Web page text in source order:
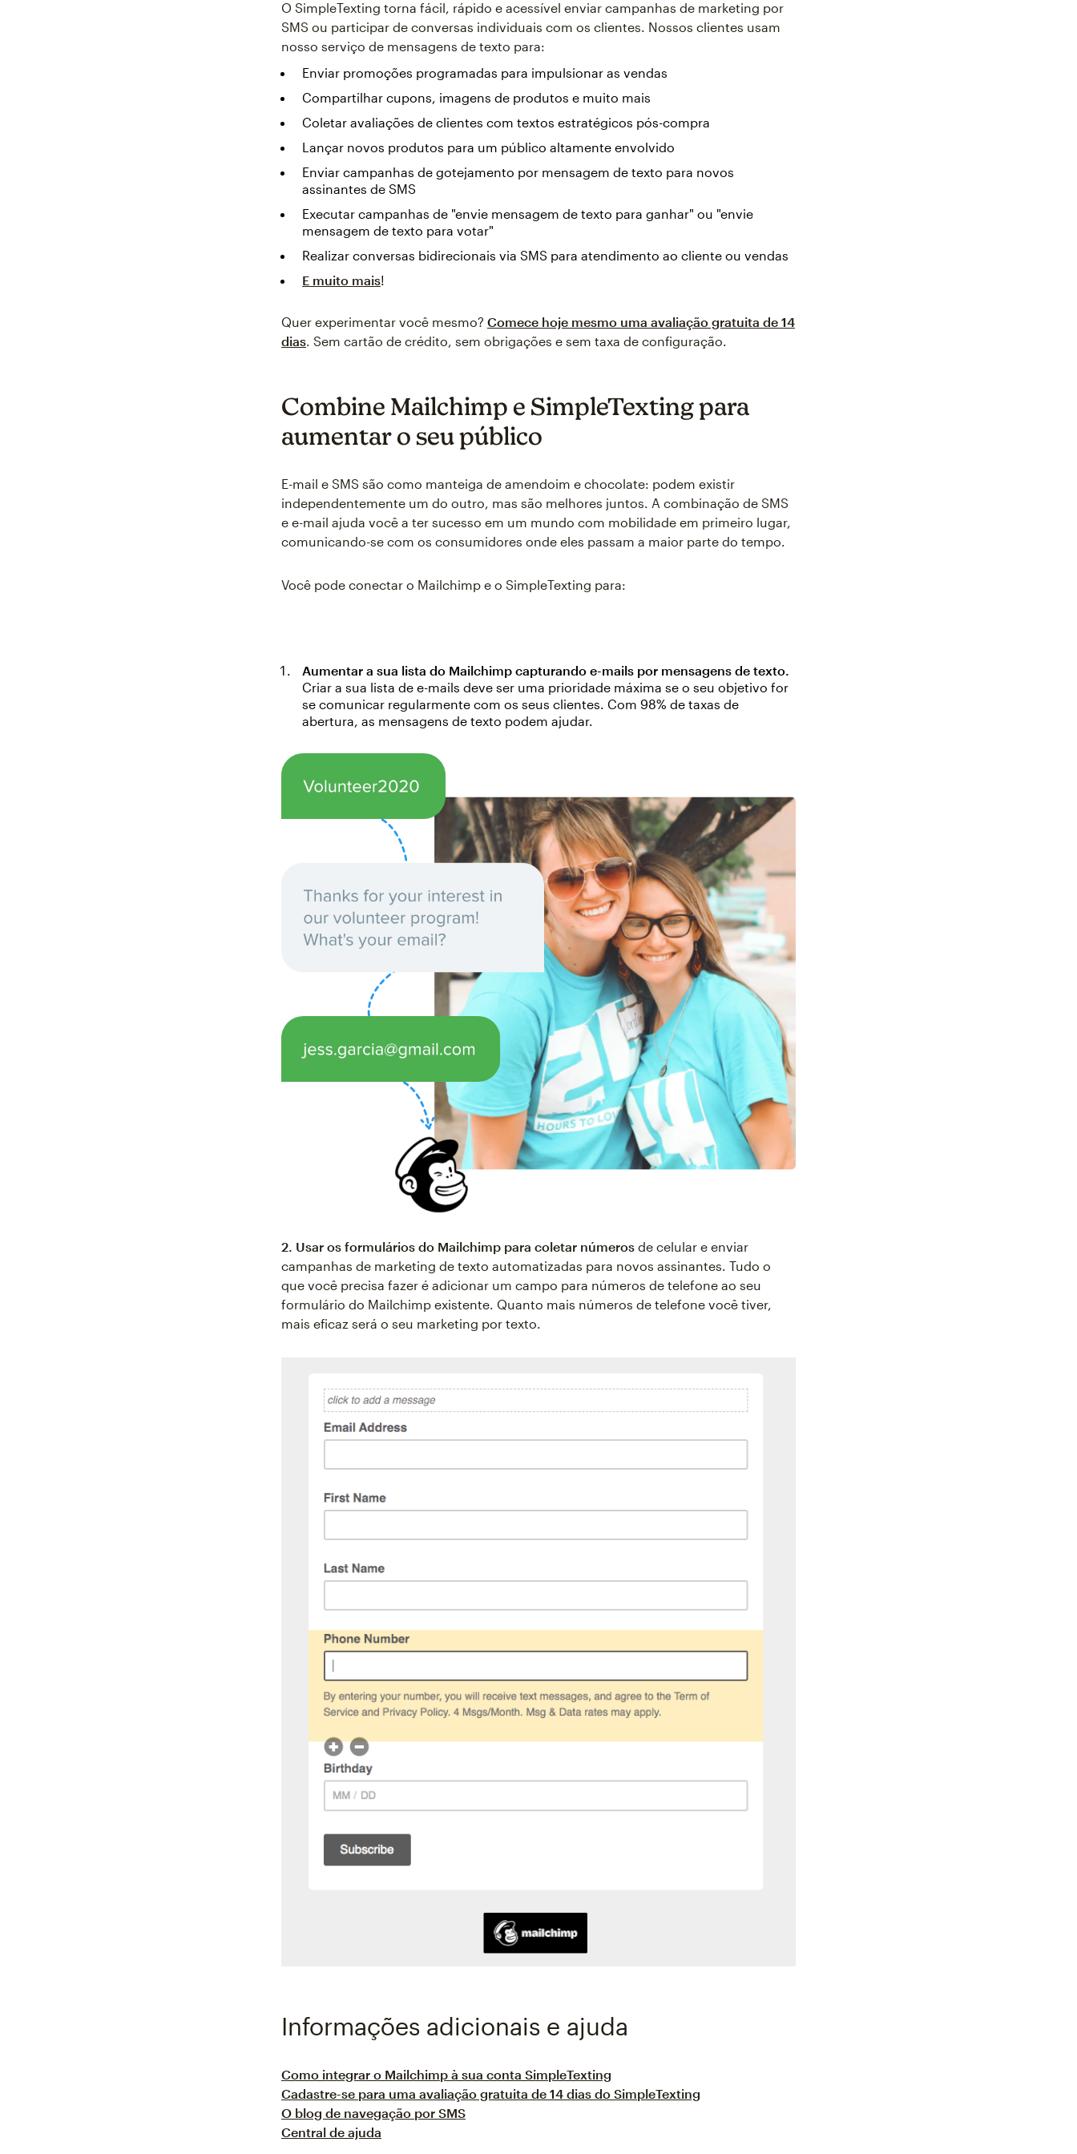
O SimpleTexting torna fácil, rápido e acessível enviar campanhas de marketing por
SMS ou participar de conversas individuais com os clientes. Nossos clientes usam
nosso serviço de mensagens de texto para:
Enviar promoções programadas para impulsionar as vendas
Compartilhar cupons, imagens de produtos e muito mais
Coletar avaliações de clientes com textos estratégicos pós-compra
Lançar novos produtos para um público altamente envolvido
Enviar campanhas de gotejamento por mensagem de texto para novos
assinantes de SMS
Executar campanhas de "envie mensagem de texto para ganhar" ou "envie
mensagem de texto para votar"
Realizar conversas bidirecionais via SMS para atendimento ao cliente ou vendas
E muito mais!
Quer experimentar você mesmo? Comece hoje mesmo uma avaliação gratuita de 14
dias. Sem cartão de crédito, sem obrigações e sem taxa de configuração.
Combine Mailchimp e SimpleTexting para
aumentar o seu público
E-mail e SMS são como manteiga de amendoim e chocolate: podem existir
independentemente um do outro, mas são melhores juntos. A combinação de SMS
e e-mail ajuda você a ter sucesso em um mundo com mobilidade em primeiro lugar,
comunicando-se com os consumidores onde eles passam a maior parte do tempo.
Você pode conectar o Mailchimp e o SimpleTexting para:
Aumentar a sua lista do Mailchimp capturando e-mails por mensagens de texto.
Criar a sua lista de e-mails deve ser uma prioridade máxima se o seu objetivo for
se comunicar regularmente com os seus clientes. Com 98% de taxas de
abertura, as mensagens de texto podem ajudar.
2. Usar os formulários do Mailchimp para coletar números de celular e enviar
campanhas de marketing de texto automatizadas para novos assinantes. Tudo o
que você precisa fazer é adicionar um campo para números de telefone ao seu
formulário do Mailchimp existente. Quanto mais números de telefone você tiver,
mais eficaz será o seu marketing por texto.
Informações adicionais e ajuda
Como integrar o Mailchimp à sua conta SimpleTexting
Cadastre-se para uma avaliação gratuita de 14 dias do SimpleTexting
O blog de navegação por SMS
Central de ajuda